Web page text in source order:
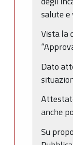
salute
Vista la
Dato
anche
Su